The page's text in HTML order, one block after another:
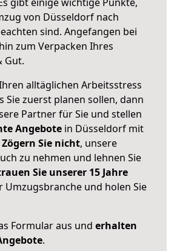
von Düsseldorf nach
sind. Angefangen bei
zum Verpacken Ihres
Gut.
alltäglichen Arbeitsstress
Sie zuerst planen sollen, dann
Partner für Sie und stellen
Angebote in Düsseldorf mit
Zögern Sie nicht, unsere
zu nehmen und lehnen Sie
Sie unserer 15 Jahre
Umzugsbranche und holen Sie
Formular aus und erhalten
.